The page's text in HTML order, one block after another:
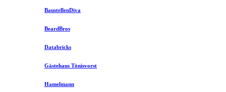
BaustellenDiva
BeardBros
Databricks
Gästehaus Tönisvorst
Hamelmann